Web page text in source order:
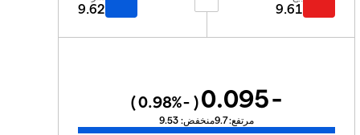
9.61
9.62
-0.095
(
-0.98
%)
مرتفع:9.7منخفض: 9.53